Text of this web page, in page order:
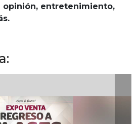
opinión, entretenimiento,